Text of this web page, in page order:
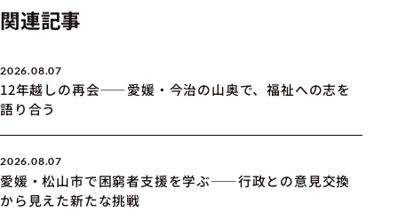
関連記事
2026.08.07
12年越しの再会――愛媛・今治の山奥で、福祉への志を
語り合う
2026.08.07
愛媛・松山市で困窮者支援を学ぶ――行政との意見交換
から見えた新たな挑戦